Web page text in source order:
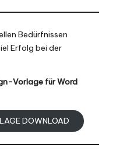
Bedürfnissen
Erfolg bei der
Vorlage für Word
DOWNLOAD